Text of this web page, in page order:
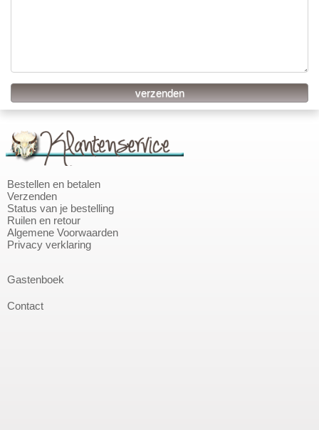
Bestellen en betalen
Verzenden
Status van je bestelling
Ruilen en retour
Algemene Voorwaarden
Privacy verklaring
Gastenboek
Contact